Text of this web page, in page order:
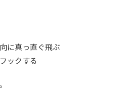
に真っ直ぐ飛ぶ
ックする